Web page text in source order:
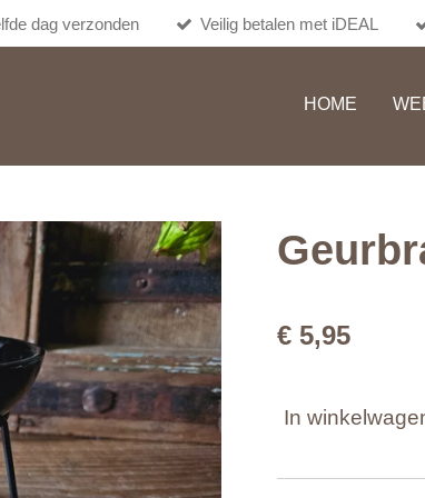
dag verzonden Veilig betalen met iDEAL
HOME
€ 5,95
In